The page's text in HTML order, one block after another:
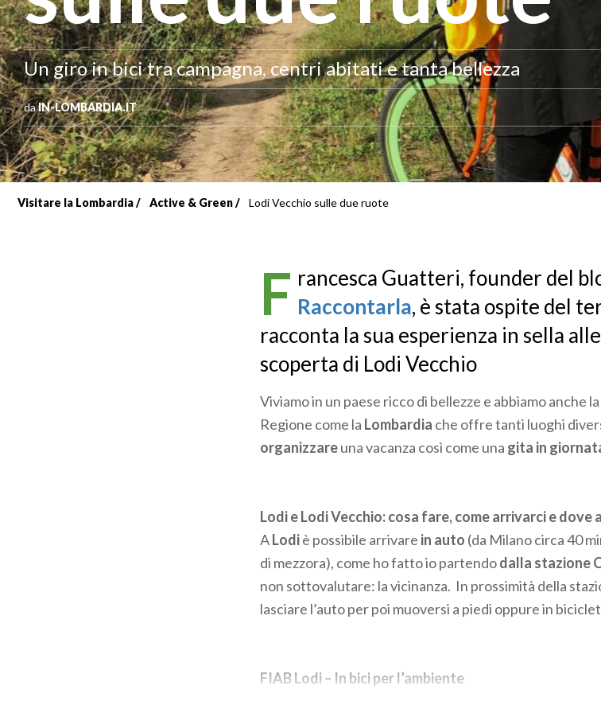
Un giro in bici tra campagna, centri abitati e tanta bellezza
daIN-LOMBARDIA.IT
Visitare la Lombardia Active & Green Lodi Vecchio sulle due ruote
F rancesca Guatteri, founder del
Raccontarla, è stata ospite del
racconta la sua esperienza in sella
scoperta di Lodi Vecchio
Viviamo in un paese ricco di bellezze e abbiamo anche
Regione come la Lombardia che offre tanti luoghi
organizzareuna vacanza così come una gita in
Lodi e Lodi Vecchio: cosa fare, come arrivarci e dove
ALodiè possibile arrivare in auto (da Milano circa 40
di mezzora), come ho fatto io partendodalla stazione
non sottovalutare: la vicinanza. In prossimità della
lasciare l’auto per poi muoversi a piedi oppure in
FIAB Lodi – In bici per l’ambiente